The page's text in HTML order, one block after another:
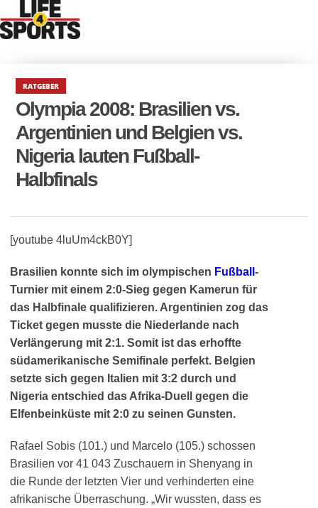
RATGEBER
Olympia 2008: Brasilien vs.
Argentinien und Belgien vs.
Nigeria lauten Fußball-
Halbfinals
[youtube 4luUm4ckB0Y]
Brasilien konnte sich im olympischen Fußball -
Turnier mit einem 2:0-Sieg gegen Kamerun für
das Halbfinale qualifizieren. Argentinien zog das
Ticket gegen musste die Niederlande nach
Verlängerung mit 2:1. Somit ist das erhoffte
südamerikanische Semifinale perfekt. Belgien
setzte sich gegen Italien mit 3:2 durch und
Nigeria entschied das Afrika-Duell gegen die
Elfenbeinküste mit 2:0 zu seinen Gunsten.
Rafael Sobis (101.) und Marcelo (105.) schossen
Brasilien vor 41 043 Zuschauern in Shenyang in
die Runde der letzten Vier und verhinderten eine
afrikanische Überraschung. „Wir wussten, dass es